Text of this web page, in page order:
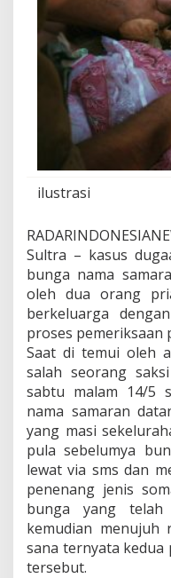
e
n
d
i
r
i
ilustrasi
Sultra – kasus
bunga nama
oleh dua orang
berkeluarga
proses pemeriksaan
Saat di temui oleh
salah seorang
sabtu malam 14/5
nama samaran
yang masi
pula sebelumya
lewat via sms dan
penenang jenis
bunga yang
kemudian menujuh
sana ternyata
tersebut.